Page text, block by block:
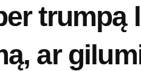
trumpą
ar